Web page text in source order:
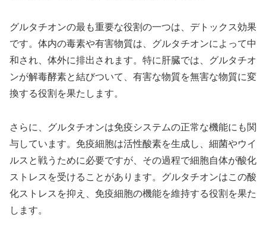
グルタチオンの最も重要な役割の一つは、デトックス効果
です。体内の毒素や有害物質は、グルタチオンによって中
和され、体外に排出されます。特に肝臓では、グルタチオ
ンが解毒酵素と結びついて、有害な物質を無害な物質に変
換する役割を果たします。
さらに、グルタチオンは免疫システムの正常な機能にも関
与しています。免疫細胞は活性酸素を生成し、細菌やウイ
ルスと戦うために必要ですが、その過程で細胞自体が酸化
ストレスを受けることがあります。グルタチオンはこの酸
化ストレスを抑え、免疫細胞の機能を維持する役割を果た
します。